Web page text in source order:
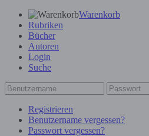
Warenkorb
Rubriken
Bücher
Autoren
Login
Suche
Registrieren
Benutzername vergessen?
Passwort vergessen?